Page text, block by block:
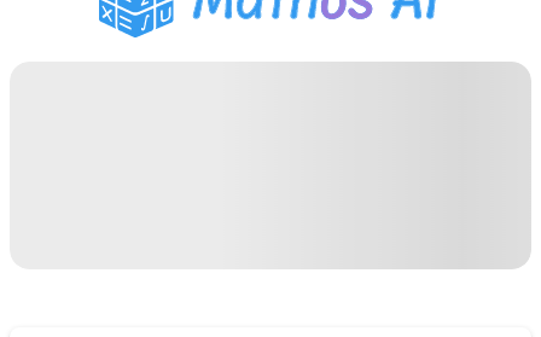
Studieverktyg